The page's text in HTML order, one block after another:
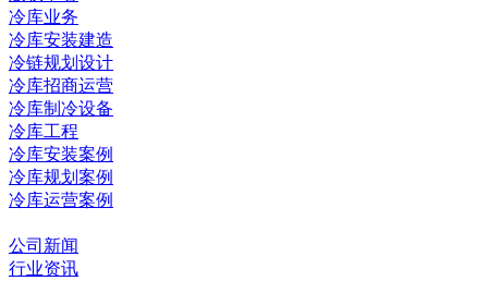
冷库业务
冷库安装建造
冷链规划设计
冷库招商运营
冷库制冷设备
冷库工程
冷库安装案例
冷库规划案例
冷库运营案例
公司新闻
行业资讯